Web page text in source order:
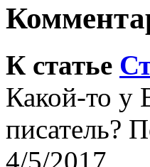
К статье
Какой-то у
писатель?